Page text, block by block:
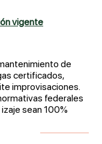
vigente
de
certificados,
improvisaciones.
federales
sean 100%